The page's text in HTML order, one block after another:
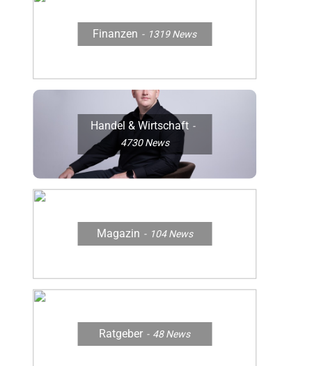
Finanzen 1319News
Handel & Wirtschaft
4730News
Magazin 104News
Ratgeber 48News